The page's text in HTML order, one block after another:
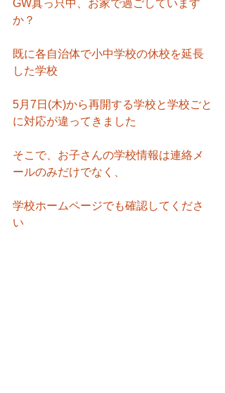
GW真っ只中、お家で過ごしています
か？
既に各自治体で小中学校の休校を延長
した学校
5月7日(木)から再開する学校と学校ごと
に対応が違ってきました
そこで、お子さんの学校情報は連絡メ
ールのみだけでなく、
学校ホームページでも確認してくださ
い